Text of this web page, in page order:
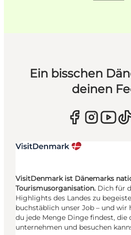
Ein bisschen
deinen
VisitDenmark ist Dänemarks
Tourismusorganisation. Dich für
Highlights des Landes zu
buchstäblich unser Job – und wir
du jede Menge Dinge findest, die
unternehmen und besuchen